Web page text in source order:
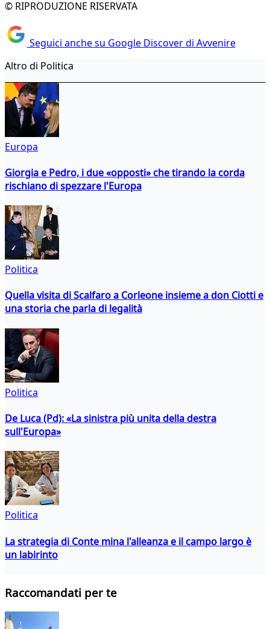
© RIPRODUZIONE RISERVATA
Seguici anche su Google Discover di Avvenire
Altro di Politica
Europa
Giorgia e Pedro, i due «opposti» che tirando la corda
rischiano di spezzare l'Europa
Politica
Quella visita di Scalfaro a Corleone insieme a don Ciotti e
una storia che parla di legalità
Politica
De Luca (Pd): «La sinistra più unita della destra
sull'Europa»
Politica
La strategia di Conte mina l'alleanza e il campo largo è
un labirinto
Raccomandati per te